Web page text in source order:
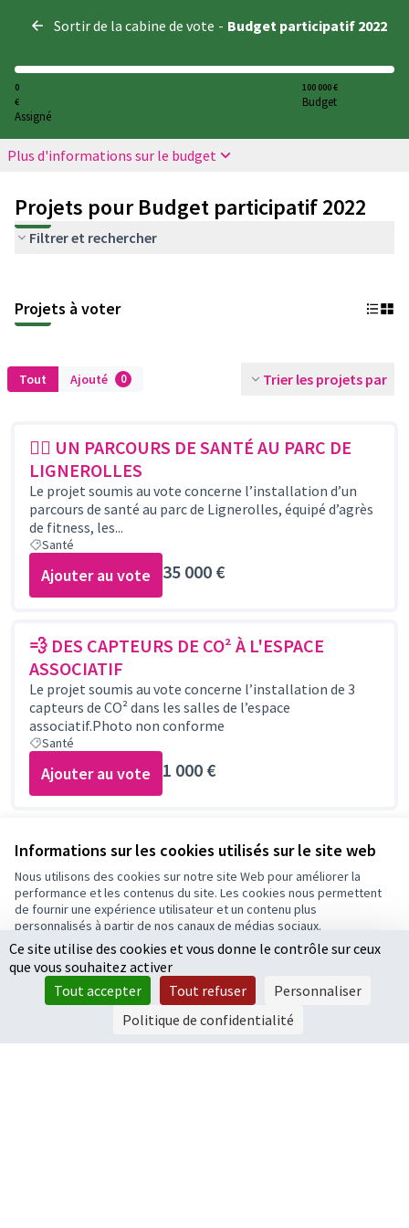
Informations sur les cookies utilisés sur le site web
Nous utilisons des cookies sur notre site Web pour améliorer la
performance et les contenus du site. Les cookies nous permettent
de fournir une expérience utilisateur et un contenu plus
personnalisés à partir de nos canaux de médias sociaux.
Tout accepter
Accepter seulement les cookies essentiels
Paramètres
Sortir de la cabine de vote - Budget participatif 2022
0
€
Assigné
100 000 €
Budget
Voter pour le budget
Plus d'informations sur le budget
Projets pour Budget participatif 2022
Filtrer et rechercher
Projets à voter
Tout Ajouté 0 Trier les projets par
🏃‍♀️ UN PARCOURS DE SANTÉ AU PARC DE
LIGNEROLLES
Le projet soumis au vote concerne l’installation d’un
parcours de santé au parc de Lignerolles, équipé d’agrès
de fitness, les...
Santé
Ajouter au vote 35 000 €
💨 DES CAPTEURS DE CO² À L'ESPACE
ASSOCIATIF
Le projet soumis au vote concerne l’installation de 3
capteurs de CO² dans les salles de l’espace
associatif.Photo non conforme
Santé
Ajouter au vote 1 000 €
👃🏼 DES PURIFICATEURS D'AIR POUR
TOUS
Le projet soumis au vote consiste à installer des
purificateurs d’air dans les crèches et haltes-garderies
et dans la salle...
Santé
Ajouter au vote 16 000 €
Ce site utilise des cookies et vous donne le contrôle sur ceux
que vous souhaitez activer
Tout accepter
Tout refuser
Personnaliser
Politique de confidentialité